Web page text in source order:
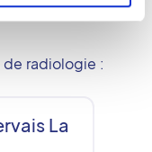
de radiologie :
La